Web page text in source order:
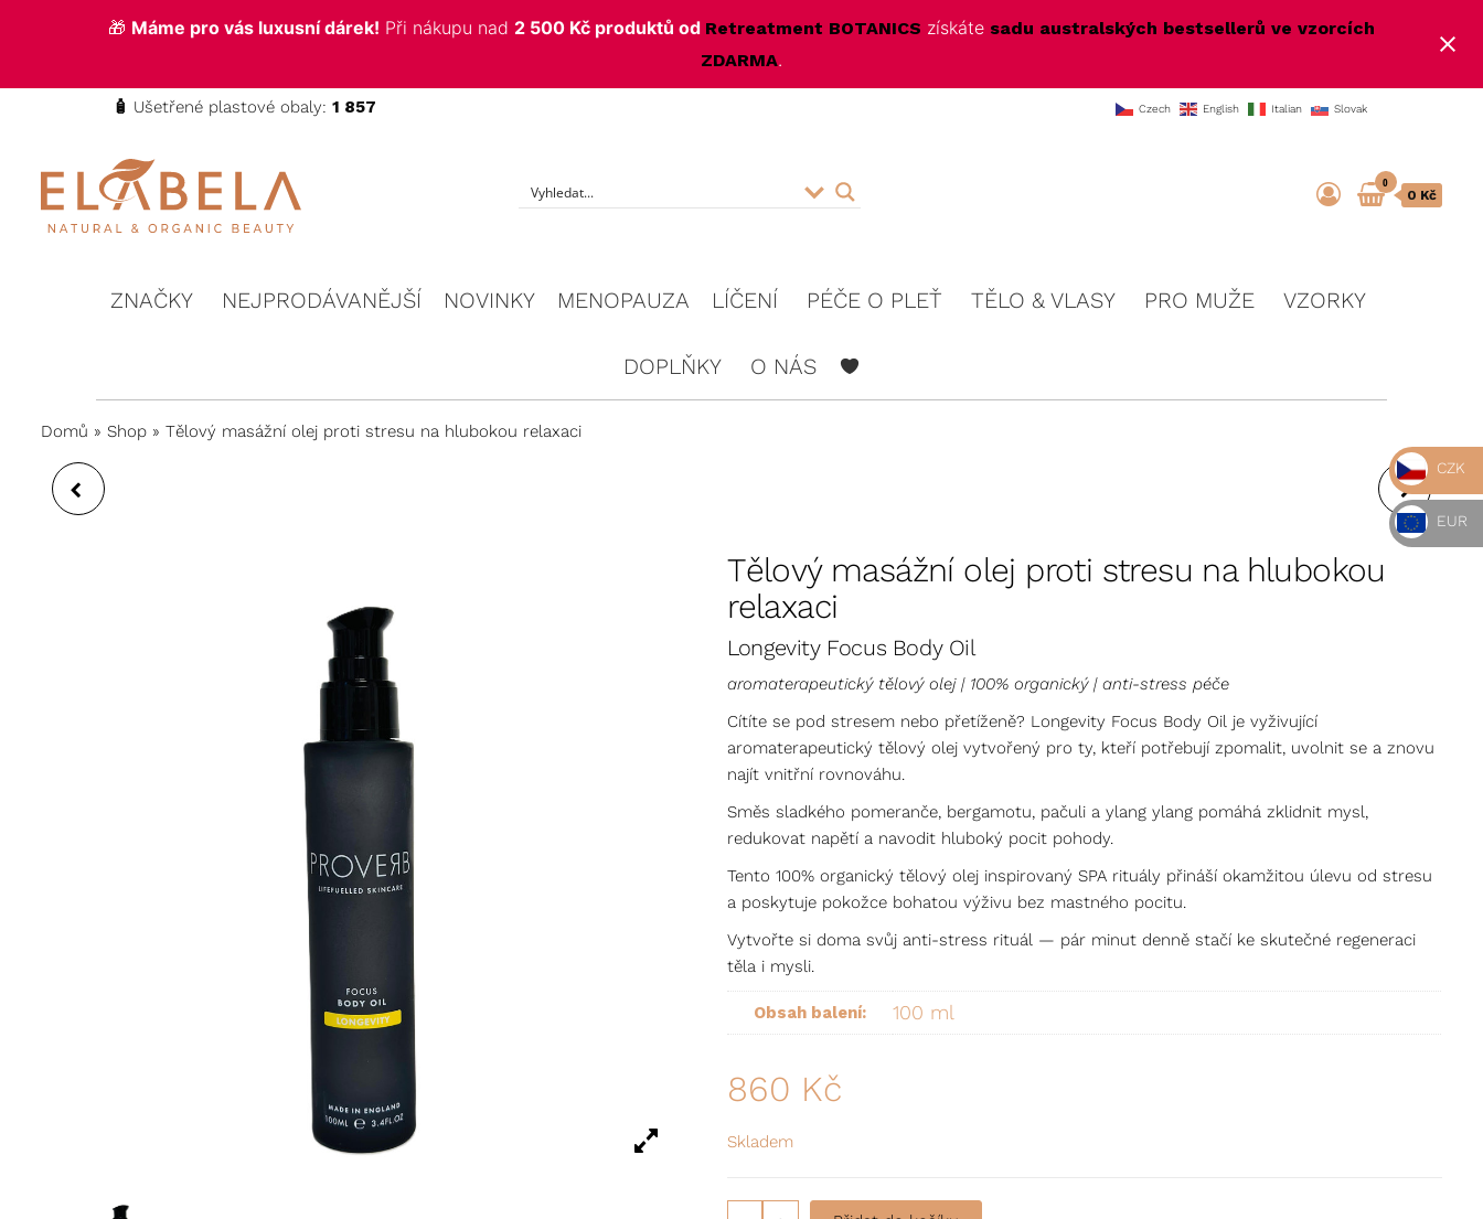
🎁 Máme pro vás luxusní dárek! Při nákupu nad 2 500 Kč produktů od Retreatment BOTANICS získáte sadu australských bestsellerů ve vzorcích
ZDARMA.
🧴 Ušetřené plastové obaly: 1 857 Czech English Italian Slovak
Beauty
0
0 Kč
ZNAČKY NEJPRODÁVANĚJŠÍ NOVINKY MENOPAUZA LÍČENÍ PÉČE O PLEŤ TĚLO & VLASY PRO MUŽE VZORKY
DOPLŇKY O NÁS
Domů » Shop » Tělový masážní olej proti stresu na hlubokou relaxaci
Tělový masážní olej proti stresu na hlubokou
relaxaci
Longevity Focus Body Oil
aromaterapeutický tělový olej | 100% organický | anti-stress péče
Cítíte se pod stresem nebo přetíženě? Longevity Focus Body Oil je vyživující
aromaterapeutický tělový olej vytvořený pro ty, kteří potřebují zpomalit, uvolnit se a znovu
najít vnitřní rovnováhu.
Směs sladkého pomeranče, bergamotu, pačuli a ylang ylang pomáhá zklidnit mysl,
redukovat napětí a navodit hluboký pocit pohody.
Tento 100% organický tělový olej inspirovaný SPA rituály přináší okamžitou úlevu od stresu
a poskytuje pokožce bohatou výživu bez mastného pocitu.
Vytvořte si doma svůj anti-stress rituál — pár minut denně stačí ke skutečné regeneraci
těla i mysli.
Obsah balení: 100 ml
860 Kč
Skladem
Tělový masážní olej proti stresu na hlubokou relaxaci množství
CZK
EUR